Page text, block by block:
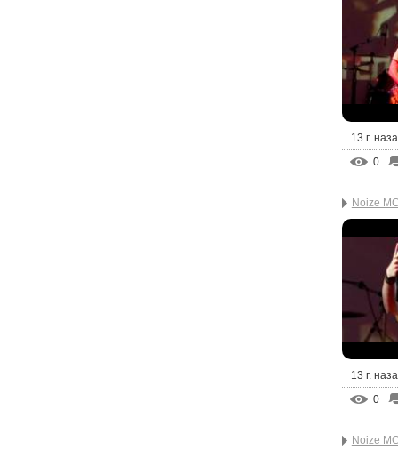
13 г.
0
Noize
13 г.
0
Noize